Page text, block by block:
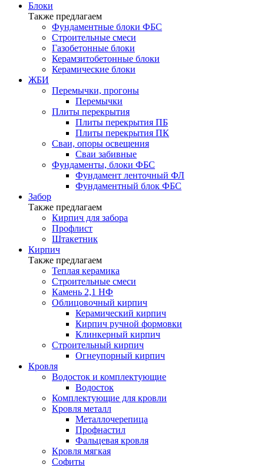
Блоки
Также предлагаем
Фундаментные блоки ФБС
Строительные смеси
Газобетонные блоки
Керамзитобетонные блоки
Керамические блоки
ЖБИ
Перемычки, прогоны
Перемычки
Плиты перекрытия
Плиты перекрытия ПБ
Плиты перекрытия ПК
Сваи, опоры освещения
Сваи забивные
Фундаменты, блоки ФБС
Фундамент ленточный ФЛ
Фундаментный блок ФБС
Забор
Также предлагаем
Кирпич для забора
Профлист
Штакетник
Кирпич
Также предлагаем
Теплая керамика
Строительные смеси
Камень 2,1 НФ
Облицовочный кирпич
Керамический кирпич
Кирпич ручной формовки
Клинкерный кирпич
Строительный кирпич
Огнеупорный кирпич
Кровля
Водосток и комплектующие
Водосток
Комплектующие для кровли
Кровля металл
Металлочерепица
Профнастил
Фальцевая кровля
Кровля мягкая
Софиты